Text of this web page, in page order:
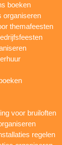
boeken
organiseren
themafeesten
voor bruiloften
regelen